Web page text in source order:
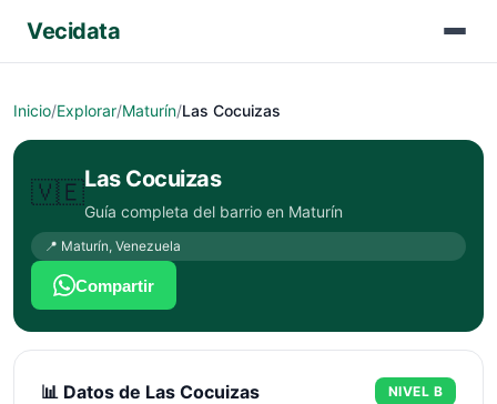
Vecidata
Inicio/Explorar/Maturín/Las Cocuizas
🇻🇪Las Cocuizas
Guía completa del barrio en Maturín
📍 Maturín, Venezuela
Compartir
📊 Datos de Las Cocuizas NIVEL B